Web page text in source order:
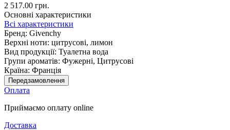
2 517.00 грн.
Основні характеристики
Всі характеристики
Бренд: Givenchy
Верхні ноти: цитрусові, лимон
Вид продукції: Туалетна вода
Групи ароматів: Фужерні, Цитрусові
Країна: Франція
Передзамовлення
Оплата
Приймаємо оплату online
Доставка